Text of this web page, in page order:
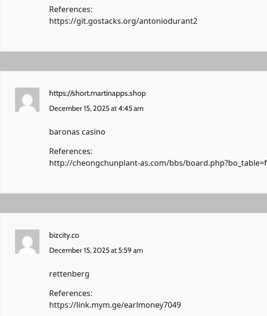
References:
https://git.gostacks.org/antoniodurant2
https://short.martinapps.shop
December 15, 2025 at 4:45 am
baronas casino
References:
http://cheongchunplant-as.com/bbs/
bizcity.co
December 15, 2025 at 5:59 am
rettenberg
References:
https://link.mym.ge/earlmoney7049